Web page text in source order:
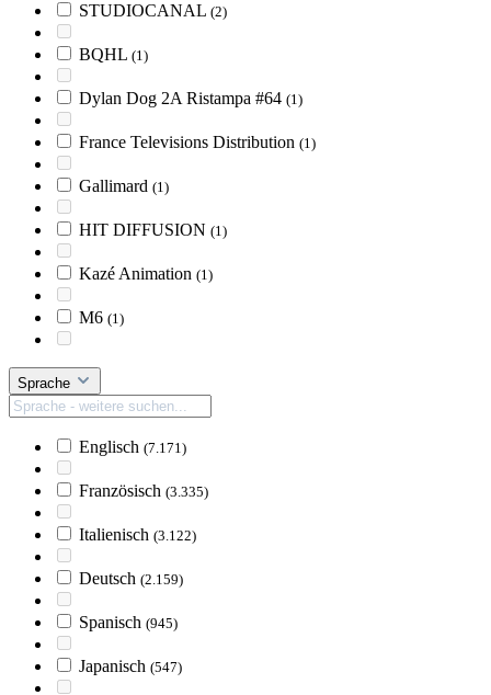
STUDIOCANAL (2)
BQHL (1)
Dylan Dog 2A Ristampa #64 (1)
France Televisions Distribution (1)
Gallimard (1)
HIT DIFFUSION (1)
Kazé Animation (1)
M6 (1)
Sprache
Englisch (7.171)
Französisch (3.335)
Italienisch (3.122)
Deutsch (2.159)
Spanisch (945)
Japanisch (547)